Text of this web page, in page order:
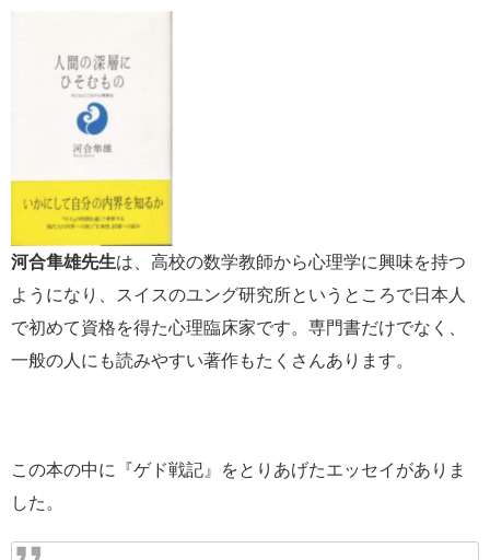
河合隼雄先生は、高校の数学教師から心理学に興味を持つ
ようになり、スイスのユング研究所というところで日本人
で初めて資格を得た心理臨床家です。専門書だけでなく、
一般の人にも読みやすい著作もたくさんあります。
この本の中に『ゲド戦記』をとりあげたエッセイがありま
した。